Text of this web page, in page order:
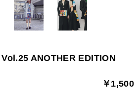
ANOTHER EDITION
￥1,500